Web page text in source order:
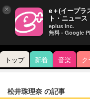
トップ 新着 音楽 ク
松井珠理奈 の記事
× e＋(イープラ
ト・ニュー
eplus inc.
無料 - Google